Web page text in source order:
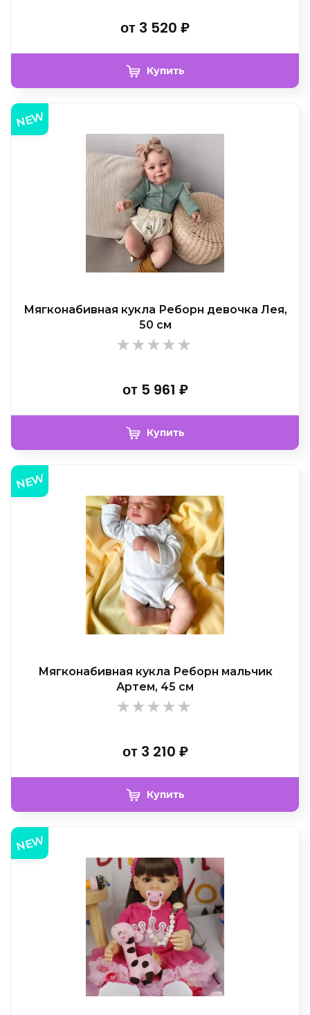
от 3 520 ₽
Купить
NEW
Мягконабивная кукла Реборн девочка Лея,
50 см
от5 961 ₽
Купить
NEW
Мягконабивная кукла Реборн мальчик
Артем, 45 см
от3 210 ₽
Купить
NEW